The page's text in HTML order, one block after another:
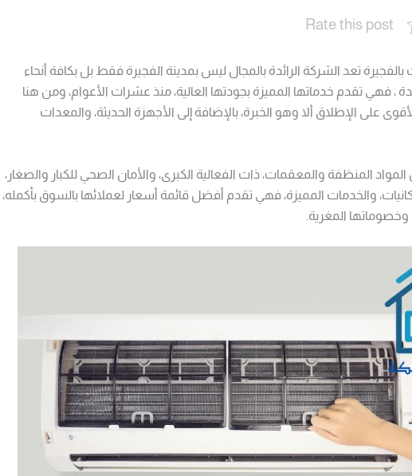
Rate this post
تعد الشركة الرائدة بالمجال ليس بمدينة الفجيرة فقط بل بكافة أنحاء
، فهي تقدم خدماتها المميزة بجودتها العالية، منذ عشرات الأعوام، ومن هنا
على الإطلاق ألا وهو الخبرة، بالإضافة إلى الأجهزة الحديثة، والمعدات
المنظفة والمعقمات، ذات الفعالية الكبرى، والأمان الصحي للكبار والصغار،
والخدمات المميزة، فهي تقدم أفضل قائمة أسعار لعملائها بالسوق بأكمله،
المغرية.